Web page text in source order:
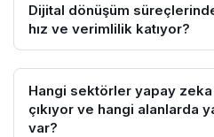
Dijital dönüşüm
hız ve verimlilik katıyor?
Hangi sektörler yapay zeka
çıkıyor ve hangi alanlarda
var?